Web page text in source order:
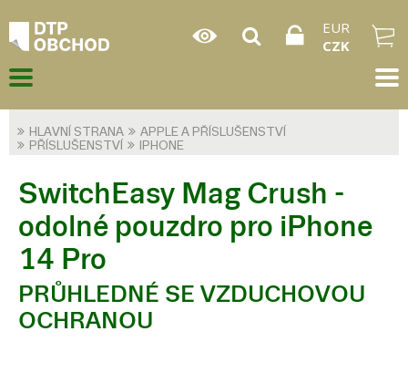
EUR
CZK
HLAVNÍ STRANA
APPLE A PŘÍSLUŠENSTVÍ
PŘÍSLUŠENSTVÍ
IPHONE
SwitchEasy Mag Crush -
odolné pouzdro pro iPhone
14 Pro
PRŮHLEDNÉ SE VZDUCHOVOU
OCHRANOU